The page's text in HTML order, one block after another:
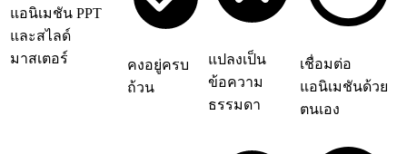
แอนิเมชัน PPT
และสไลด์
มาสเตอร์
คงอยู่ครบ
ถ้วน
แปลงเป็น
ข้อความ
ธรรมดา
เชื่อมต่อ
แอนิเมชันด้วย
ตนเอง